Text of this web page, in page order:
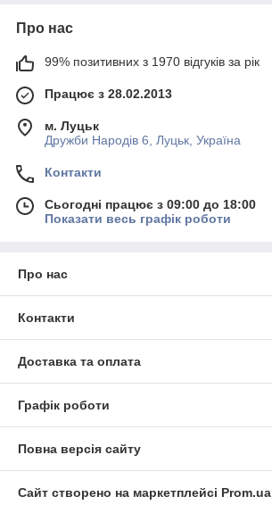
Про нас
99% позитивних з 1970 відгуків за рік
Працює з 28.02.2013
м. Луцьк
Дружби Народів 6, Луцьк, Україна
Контакти
Сьогодні працює з 09:00 до 18:00
Показати весь графік роботи
Про нас
Контакти
Доставка та оплата
Графік роботи
Повна версія сайту
Сайт створено на маркетплейсі Prom.ua